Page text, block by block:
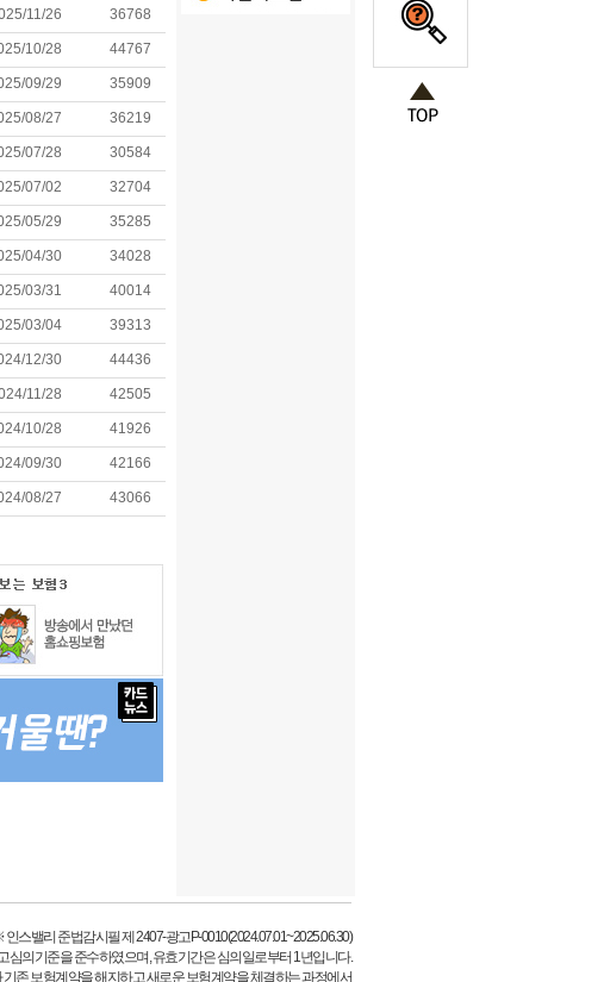
11/26 36768
10/28 44767
09/29 35909
08/27 36219
07/28 30584
07/02 32704
05/29 35285
04/30 34028
03/31 40014
03/04 39313
12/30 44436
11/28 42505
10/28 41926
09/30 42166
08/27 43066
인스밸리 준법감시필 제 2407-광고P-0010(2024.07.01~2025.06.30)
심의기준을 준수하였으며, 유효기간은 심의일로부터 1년입니다.
존 보험계약을 해지하고 새로운 보험계약을 체결하는 과정에서